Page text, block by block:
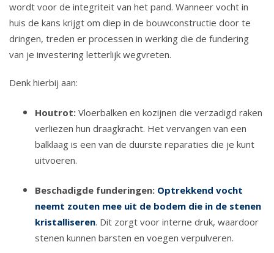
wordt voor de integriteit van het pand. Wanneer vocht in
huis de kans krijgt om diep in de bouwconstructie door te
dringen, treden er processen in werking die de fundering
van je investering letterlijk wegvreten.
Denk hierbij aan:
Houtrot: Vloerbalken en kozijnen die verzadigd raken
verliezen hun draagkracht. Het vervangen van een
balklaag is een van de duurste reparaties die je kunt
uitvoeren.
Beschadigde funderingen: Optrekkend vocht
neemt zouten mee uit de bodem die in de stenen
kristalliseren. Dit zorgt voor interne druk, waardoor
stenen kunnen barsten en voegen verpulveren.